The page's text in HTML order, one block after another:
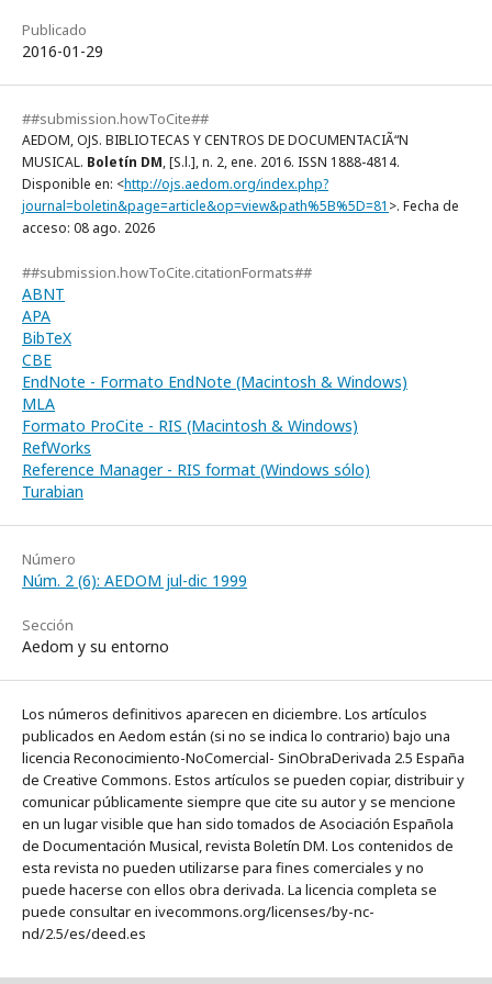
Publicado
2016-01-29
##submission.howToCite##
AEDOM, OJS. BIBLIOTECAS Y CENTROS DE DOCUMENTACIÃ“N
MUSICAL. Boletín DM, [S.l.], n. 2, ene. 2016. ISSN 1888-4814.
Disponible en: <http://ojs.aedom.org/index.php?
journal=boletin&page=article&op=view&path%5B%5D=81 >. Fecha de
acceso: 08 ago. 2026
##submission.howToCite.citationFormats##
ABNT
APA
BibTeX
CBE
EndNote - Formato EndNote (Macintosh & Windows)
MLA
Formato ProCite - RIS (Macintosh & Windows)
RefWorks
Reference Manager - RIS format (Windows sólo)
Turabian
Número
Núm. 2 (6): AEDOM jul-dic 1999
Sección
Aedom y su entorno
Los números definitivos aparecen en diciembre. Los artículos
publicados en Aedom están (si no se indica lo contrario) bajo una
licencia Reconocimiento-NoComercial- SinObraDerivada 2.5 España
de Creative Commons. Estos artículos se pueden copiar, distribuir y
comunicar públicamente siempre que cite su autor y se mencione
en un lugar visible que han sido tomados de Asociación Española
de Documentación Musical, revista Boletín DM. Los contenidos de
esta revista no pueden utilizarse para fines comerciales y no
puede hacerse con ellos obra derivada. La licencia completa se
puede consultar en ivecommons.org/licenses/by-nc-
nd/2.5/es/deed.es